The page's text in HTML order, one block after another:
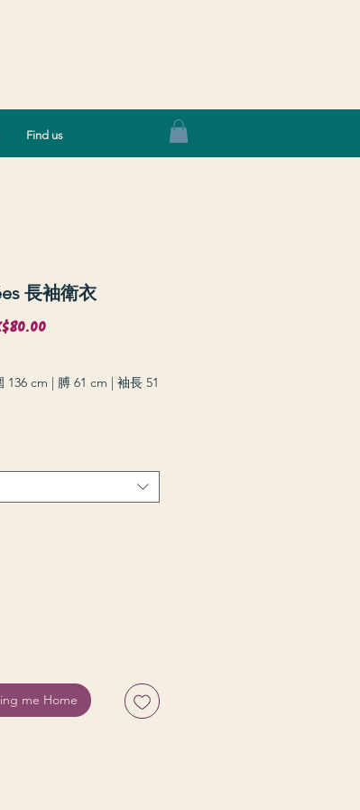
Find us
長袖衛衣
Sale
136 cm | 膊 61 cm | 袖長 51
me Home